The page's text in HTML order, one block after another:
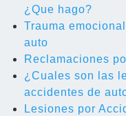
¿Que hago?
Trauma
auto
Reclamaciones
¿Cuales son las
accidentes de
Lesiones por